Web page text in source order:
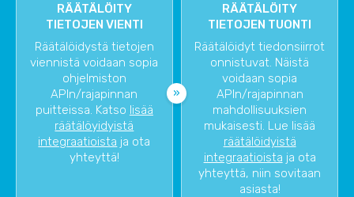
RÄÄTÄLÖITY
TIETOJEN VIENTI
Räätälöidystä tietojen
viennistä voidaan sopia
ohjelmiston
APIn/rajapinnan
puitteissa. Katso lisää
räätälöyidyistä
integraatioista ja ota
yhteyttä!
RÄÄTÄLÖITY
TIETOJEN TUONTI
Räätälöidyt tiedonsiirrot
onnistuvat. Näistä
voidaan sopia
APIn/rajapinnan
mahdollisuuksien
mukaisesti. Lue lisää
räätälöidyistä
integraatioista ja ota
yhteyttä, niin sovitaan
asiasta!